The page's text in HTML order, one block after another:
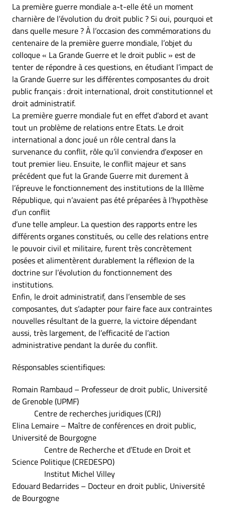
La première guerre mondiale a-t-elle été un moment
charnière de l’évolution du droit public ? Si oui, pourquoi et
dans quelle mesure ? À l’occasion des commémorations du
centenaire de la première guerre mondiale, l’objet du
colloque « La Grande Guerre et le droit public » est de
tenter de répondre à ces questions, en étudiant l’impact de
la Grande Guerre sur les différentes composantes du droit
public français : droit international, droit constitutionnel et
droit administratif.
La première guerre mondiale fut en effet d’abord et avant
tout un problème de relations entre Etats. Le droit
international a donc joué un rôle central dans la
survenance du conflit, rôle qu’il conviendra d’exposer en
tout premier lieu. Ensuite, le conflit majeur et sans
précédent que fut la Grande Guerre mit durement à
l’épreuve le fonctionnement des institutions de la IIIème
République, qui n’avaient pas été préparées à l’hypothèse
d’un conflit
d’une telle ampleur. La question des rapports entre les
différents organes constitués, ou celle des relations entre
le pouvoir civil et militaire, furent très concrètement
posées et alimentèrent durablement la réflexion de la
doctrine sur l’évolution du fonctionnement des
institutions.
Enfin, le droit administratif, dans l’ensemble de ses
composantes, dut s’adapter pour faire face aux contraintes
nouvelles résultant de la guerre, la victoire dépendant
aussi, très largement, de l’efficacité de l’action
administrative pendant la durée du conflit.
Résponsables scientifiques:
Romain Rambaud – Professeur de droit public, Université
de Grenoble (UPMF)
Centre de recherches juridiques (CRJ)
Elina Lemaire – Maître de conférences en droit public,
Université de Bourgogne
Centre de Recherche et d’Etude en Droit et
Science Politique (CREDESPO)
Institut Michel Villey
Edouard Bedarrides – Docteur en droit public, Université
de Bourgogne